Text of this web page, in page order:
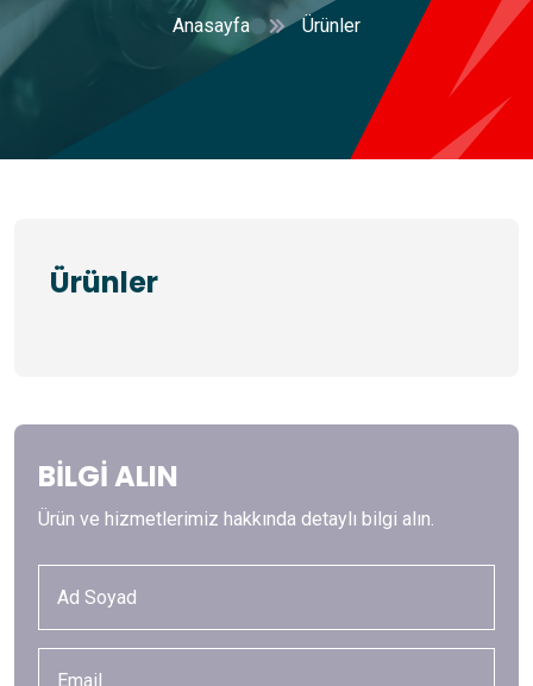
Anasayfa Ürünler
Ürünler
BİLGİ ALIN
Ürün ve hizmetlerimiz hakkında detaylı bilgi alın.